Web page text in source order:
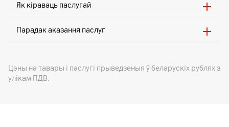
Як кіраваць паслугай
Парадак аказання паслуг
Цэны на тавары i паслугі прыведзеныя ў беларускіх рублях з
улікам ПДВ.